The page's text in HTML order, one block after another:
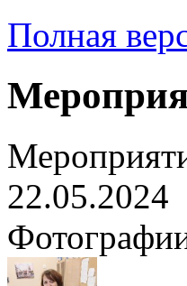
Полная
22.05.2024